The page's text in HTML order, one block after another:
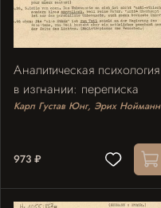
Аналитическая психология
в изгнании: переписка
Карл Густав Юнг, Эрих Нойманн
973 ₽